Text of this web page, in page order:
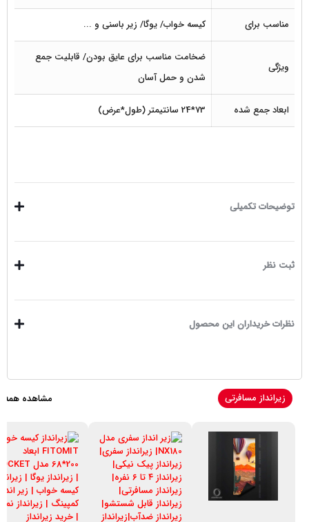
مناسب برای کیسه خواب/ یوگا/ زیر باسنی و ...
ویژگی
ضخامت مناسب برای عایق بودن/ قابلیت جمع
شدن و حمل آسان
ابعاد جمع شده 73*24 سانتیمتر (طول*عرض)
توضیحات تکمیلی
ثبت نظر
نظرات خریداران این محصول
زیرانداز مسافرتی مشاهده همه